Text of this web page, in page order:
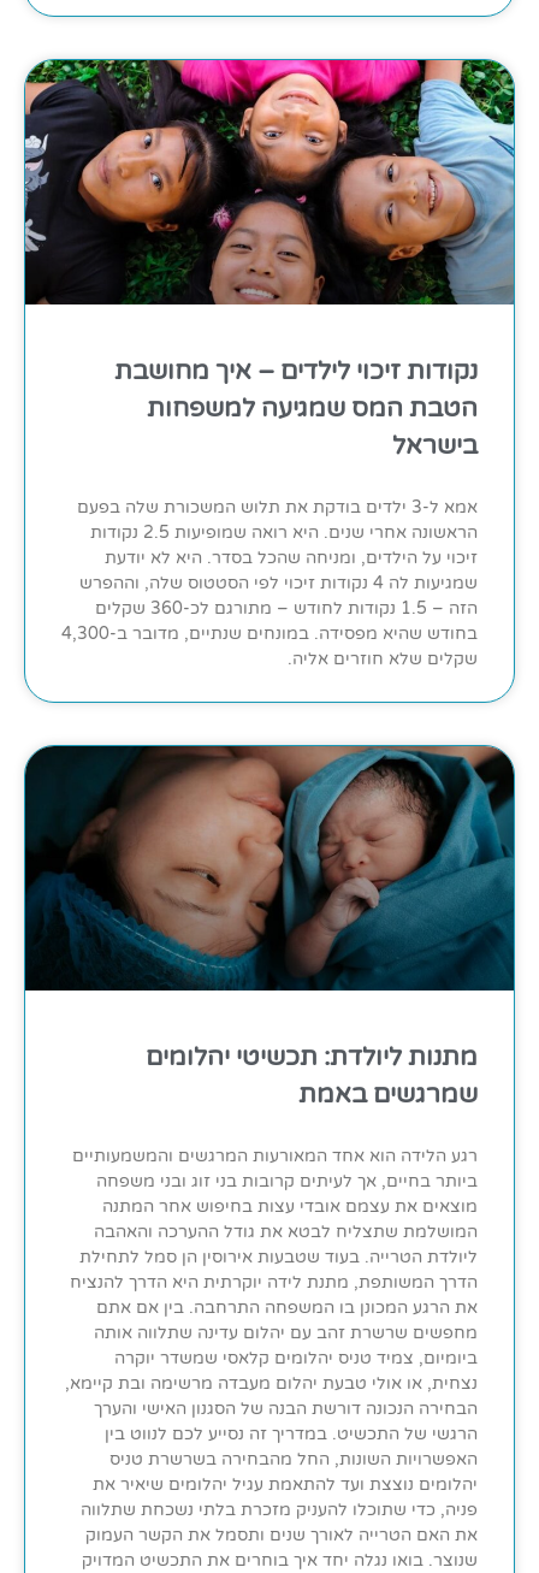
נקודות זיכוי לילדים – איך מחושבת
הטבת המס שמגיעה למשפחות
בישראל
אמא ל-3 ילדים בודקת את תלוש המשכורת שלה בפעם
הראשונה אחרי שנים. היא רואה שמופיעות 2.5 נקודות
זיכוי על הילדים, ומניחה שהכל בסדר. היא לא יודעת
שמגיעות לה 4 נקודות זיכוי לפי הסטטוס שלה, וההפרש
הזה – 1.5 נקודות לחודש – מתורגם לכ-360 שקלים
בחודש שהיא מפסידה. במונחים שנתיים, מדובר ב-4,300
שקלים שלא חוזרים אליה.
מתנות ליולדת: תכשיטי יהלומים
שמרגשים באמת
רגע הלידה הוא אחד המאורעות המרגשים והמשמעותיים
ביותר בחיים, אך לעיתים קרובות בני זוג ובני משפחה
מוצאים את עצמם אובדי עצות בחיפוש אחר המתנה
המושלמת שתצליח לבטא את גודל ההערכה והאהבה
ליולדת הטרייה. בעוד שטבעות אירוסין הן סמל לתחילת
הדרך המשותפת, מתנת לידה יוקרתית היא הדרך להנציח
את הרגע המכונן בו המשפחה התרחבה. בין אם אתם
מחפשים שרשרת זהב עם יהלום עדינה שתלווה אותה
ביומיום, צמיד טניס יהלומים קלאסי שמשדר יוקרה
נצחית, או אולי טבעת יהלום מעבדה מרשימה ובת קיימא,
הבחירה הנכונה דורשת הבנה של הסגנון האישי והערך
הרגשי של התכשיט. במדריך זה נסייע לכם לנווט בין
האפשרויות השונות, החל מהבחירה בשרשרת טניס
יהלומים נוצצת ועד להתאמת עגיל יהלומים שיאיר את
פניה, כדי שתוכלו להעניק מזכרת בלתי נשכחת שתלווה
את האם הטרייה לאורך שנים ותסמל את הקשר העמוק
שנוצר. בואו נגלה יחד איך בוחרים את התכשיט המדויק